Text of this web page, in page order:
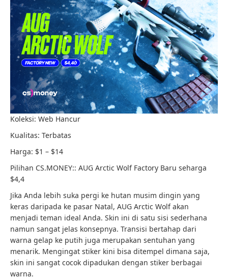
Koleksi: Web Hancur
Kualitas: Terbatas
Harga: $1 – $14
Pilihan CS.MONEY:: AUG Arctic Wolf Factory Baru seharga
$4,4
Jika Anda lebih suka pergi ke hutan musim dingin yang
keras daripada ke pasar Natal, AUG Arctic Wolf akan
menjadi teman ideal Anda. Skin ini di satu sisi sederhana
namun sangat jelas konsepnya. Transisi bertahap dari
warna gelap ke putih juga merupakan sentuhan yang
menarik. Mengingat stiker kini bisa ditempel dimana saja,
skin ini sangat cocok dipadukan dengan stiker berbagai
warna.